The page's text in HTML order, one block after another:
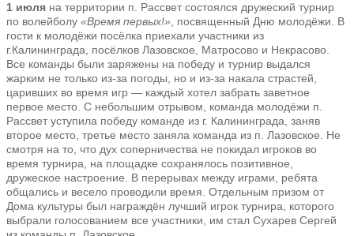
1 июля на территории п. Рассвет состоялся дружеский турнир
по волейболу «Время первых!», посвященный Дню молодёжи. В
гости к молодёжи посёлка приехали участники из
г.Калининграда, посёлков Лазовское, Матросово и Некрасово.
Все команды были заряжены на победу и турнир выдался
жарким не только из-за погоды, но и из-за накала страстей,
царивших во время игр — каждый хотел забрать заветное
первое место. С небольшим отрывом, команда молодёжи п.
Рассвет уступила победу команде из г. Калининграда, заняв
второе место, третье место заняла команда из п. Лазовское. Не
смотря на то, что дух соперничества не покидал игроков во
время турнира, на площадке сохранялось позитивное,
дружеское настроение. В перерывах между играми, ребята
общались и весело проводили время. Отдельным призом от
Дома культуры был награждён лучший игрок турнира, которого
выбрали голосованием все участники, им стал Сухарев Сергей